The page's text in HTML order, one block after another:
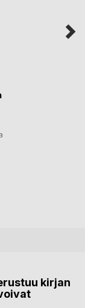
kirjan